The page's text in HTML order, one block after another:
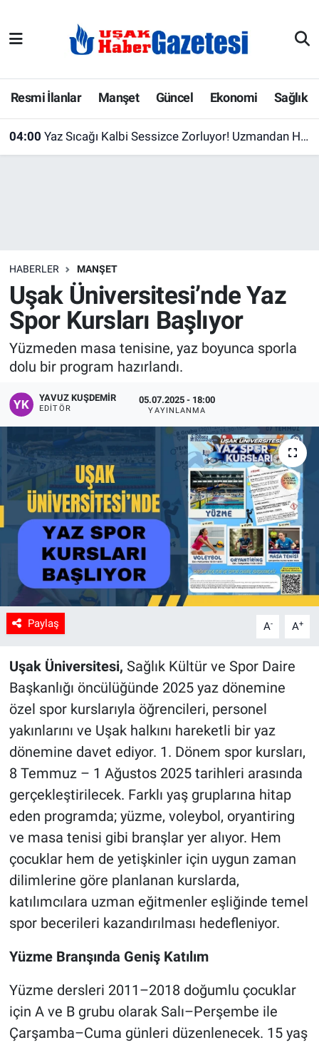
Resmi İlanlar Manşet Güncel Ekonomi Sağlık
04:00 Yaz Sıcağı Kalbi Sessizce Zorluyor! Uzmandan Hayat Kurtaran 5 Kritik Uyarı
HABERLER MANŞET
Uşak Üniversitesi’nde Yaz
Spor Kursları Başlıyor
Yüzmeden masa tenisine, yaz boyunca sporla
dolu bir program hazırlandı.
YAVUZ KUŞDEMIR
EDITÖR
05.07.2025 - 18:00
YAYINLANMA
Paylaş A- A+
Uşak Üniversitesi, Sağlık Kültür ve Spor Daire
Başkanlığı öncülüğünde 2025 yaz dönemine
özel spor kurslarıyla öğrencileri, personel
yakınlarını ve Uşak halkını hareketli bir yaz
dönemine davet ediyor. 1. Dönem spor kursları,
8 Temmuz – 1 Ağustos 2025 tarihleri arasında
gerçekleştirilecek. Farklı yaş gruplarına hitap
eden programda; yüzme, voleybol, oryantiring
ve masa tenisi gibi branşlar yer alıyor. Hem
çocuklar hem de yetişkinler için uygun zaman
dilimlerine göre planlanan kurslarda,
katılımcılara uzman eğitmenler eşliğinde temel
spor becerileri kazandırılması hedefleniyor.
Yüzme Branşında Geniş Katılım
Yüzme dersleri 2011–2018 doğumlu çocuklar
için A ve B grubu olarak Salı–Perşembe ile
Çarşamba–Cuma günleri düzenlenecek. 15 yaş
E-Gazete
Ekonomi
Köşe Yazarları
Kültür Sanat
Manşet
Son Dakika
Spor
Uşak Haberleri
Uşak Hava Durumu
Uşak Trafik Yoğunluk Haritası